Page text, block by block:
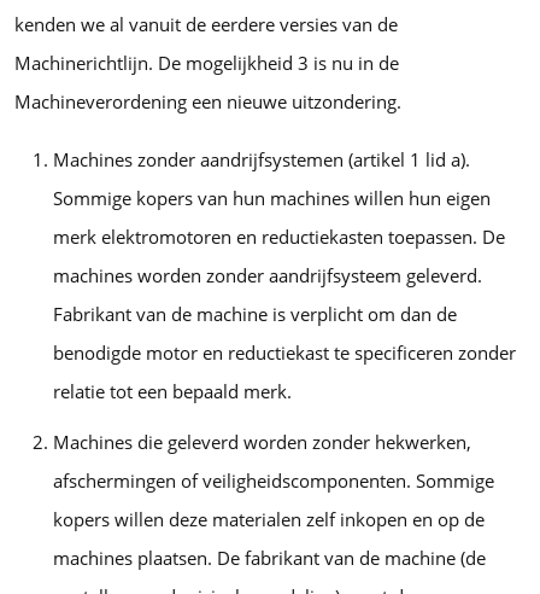
kenden we al vanuit de eerdere versies van de
Machinerichtlijn. De mogelijkheid 3 is nu in de
Machineverordening een nieuwe uitzondering.
Machines zonder aandrijfsystemen (artikel 1 lid a).
Sommige kopers van hun machines willen hun eigen
merk elektromotoren en reductiekasten toepassen. De
machines worden zonder aandrijfsysteem geleverd.
Fabrikant van de machine is verplicht om dan de
benodigde motor en reductiekast te specificeren zonder
relatie tot een bepaald merk.
Machines die geleverd worden zonder hekwerken,
afschermingen of veiligheidscomponenten. Sommige
kopers willen deze materialen zelf inkopen en op de
machines plaatsen. De fabrikant van de machine (de